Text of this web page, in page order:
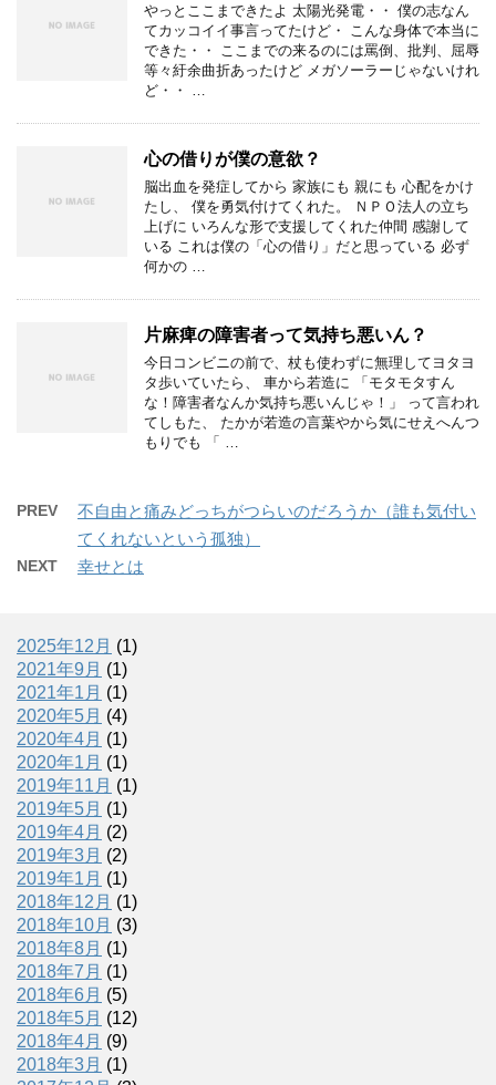
やっとここまできたよ 太陽光発電・・ 僕の志なん
てカッコイイ事言ってたけど・ こんな身体で本当に
できた・・ ここまでの来るのには罵倒、批判、屈辱
等々紆余曲折あったけど メガソーラーじゃないけれ
ど・・ …
心の借りが僕の意欲？
脳出血を発症してから 家族にも 親にも 心配をかけ
たし、 僕を勇気付けてくれた。 ＮＰＯ法人の立ち
上げに いろんな形で支援してくれた仲間 感謝して
いる これは僕の「心の借り」だと思っている 必ず
何かの …
片麻痺の障害者って気持ち悪いん？
今日コンビニの前で、杖も使わずに無理してヨタヨ
タ歩いていたら、 車から若造に 「モタモタすん
な！障害者なんか気持ち悪いんじゃ！」 って言われ
てしもた、 たかが若造の言葉やから気にせえへんつ
もりでも 「 …
PREV
不自由と痛みどっちがつらいのだろうか（誰も気付い
てくれないという孤独）
NEXT 幸せとは
2025年12月 (1)
2021年9月 (1)
2021年1月 (1)
2020年5月 (4)
2020年4月 (1)
2020年1月 (1)
2019年11月 (1)
2019年5月 (1)
2019年4月 (2)
2019年3月 (2)
2019年1月 (1)
2018年12月 (1)
2018年10月 (3)
2018年8月 (1)
2018年7月 (1)
2018年6月 (5)
2018年5月 (12)
2018年4月 (9)
2018年3月 (1)